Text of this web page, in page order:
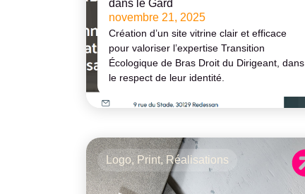
dans le Gard
novembre 21, 2025
Création d’un site vitrine clair et efficace
pour valoriser l’expertise Transition
Écologique de Bras Droit du Dirigeant, dans
le respect de leur identité.
Logo, Print,Réalisations